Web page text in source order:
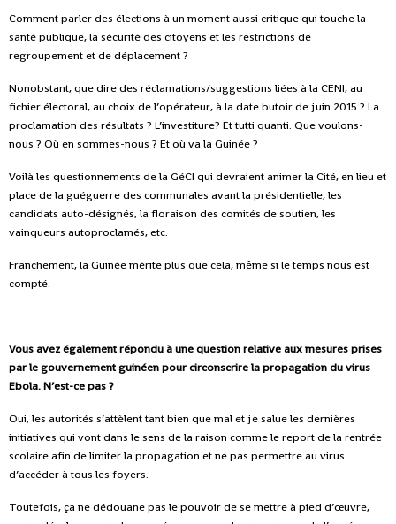
Comment parler des élections à un moment aussi critique qui touche la
santé publique, la sécurité des citoyens et les restrictions de
regroupement et de déplacement ?
Nonobstant, que dire des réclamations/suggestions liées à la CENI, au
fichier électoral, au choix de l’opérateur, à la date butoir de juin 2015 ? La
proclamation des résultats ? L’investiture? Et tutti quanti. Que voulons-
nous ? Où en sommes-nous ? Et où va la Guinée ?
Voilà les questionnements de la GéCI qui devraient animer la Cité, en lieu et
place de la guéguerre des communales avant la présidentielle, les
candidats auto-désignés, la floraison des comités de soutien, les
vainqueurs autoproclamés, etc.
Franchement, la Guinée mérite plus que cela, même si le temps nous est
compté.
Vous avez également répondu à une question relative aux mesures prises
par le gouvernement guinéen pour circonscrire la propagation du virus
Ebola. N’est-ce pas ?
Oui, les autorités s’attèlent tant bien que mal et je salue les dernières
initiatives qui vont dans le sens de la raison comme le report de la rentrée
scolaire afin de limiter la propagation et ne pas permettre au virus
d’accéder à tous les foyers.
Toutefois, ça ne dédouane pas le pouvoir de se mettre à pied d’œuvre,